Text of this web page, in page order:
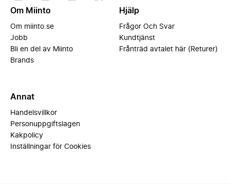
Om Miinto
Om miinto.se
Jobb
Bli en del av Miinto
Brands
Hjälp
Frågor Och Svar
Kundtjänst
Frånträd avtalet här (Returer)
Annat
Handelsvillkor
Personuppgiftslagen
Kakpolicy
Inställningar för Cookies